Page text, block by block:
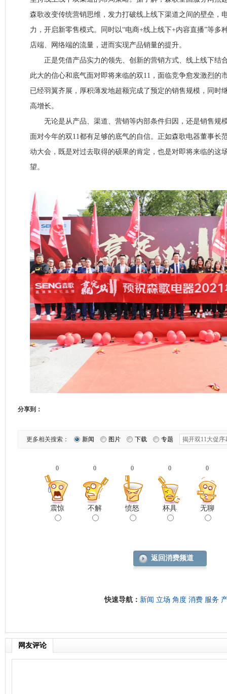
森歌改变传统营销思维，发力打破线上线下渠道之间的壁垒，
力，开启新零售模式。同时以“电商+线上线下+内容直播”等多
店端、网络端的流量，进而实现产品销量的提升。
正是凭借产品实力的领先、创新的营销方式、线上线下结
此大的信心和底气面对即将来临的双11，面临竞争愈发激烈的
已经羽翼齐展，厚积薄发地超额完成了预定的销售规模，同时
高增长。
无论是从产品、渠道、营销等内部条件归因，还是销售规
面对今年的双11都有足够的底气的自信。正如森歌电器董事长
动大会，既是对过去取得的硕果的肯定，也是对即将来临的这
望。
分享到：
更多相关搜索： 新闻 图片 下载 专题
0
震惊
0
不解
0
愤怒
0
杯具
0
无聊
返回消费频道
快速导航： 新闻 立场 角度 消费 服务
网友评论